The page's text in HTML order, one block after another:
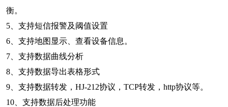
衡。
5、支持短信报警及阈值设置
6、支持地图显示、查看设备信息。
7、支持数据曲线分析
8、支持数据导出表格形式
9、支持数据转发，HJ-212协议，TCP转发，http协议等。
10、支持数据后处理功能